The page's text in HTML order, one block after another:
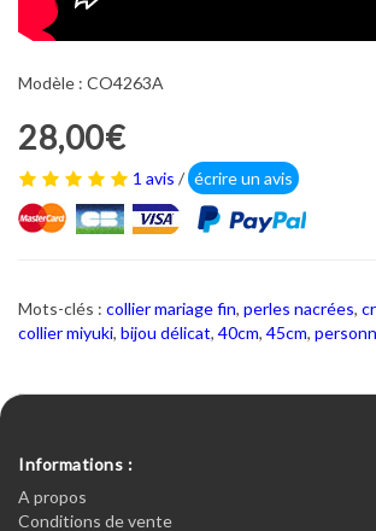
Modèle : CO4263A
28,00€
1 avis / écrire un avis
Mots-clés : collier mariage fin, perles nacrées,
collier miyuki, bijou délicat, 40cm, 45cm,
Informations :
A propos
Conditions de vente